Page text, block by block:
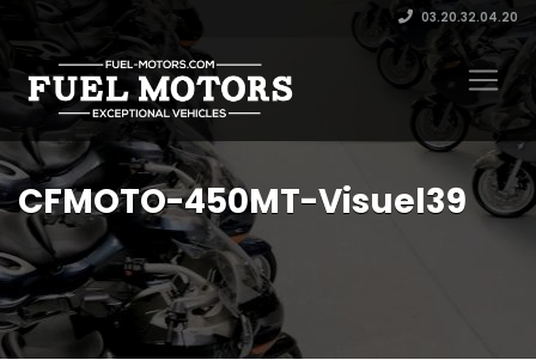
03.20.32.04.20
CFMOTO-450MT-Visuel39